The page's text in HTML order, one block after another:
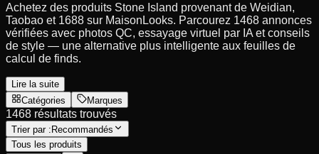
Achetez des produits Stone Island provenant de Weidian,
Taobao et 1688 sur MaisonLooks. Parcourez 1468 annonces
vérifiées avec photos QC, essayage virtuel par IA et conseils
de style — une alternative plus intelligente aux feuilles de
calcul de finds.
Lire la suite
Catégories
Marques
1468 résultats trouvés
Trier par : Recommandés
Tous les produits